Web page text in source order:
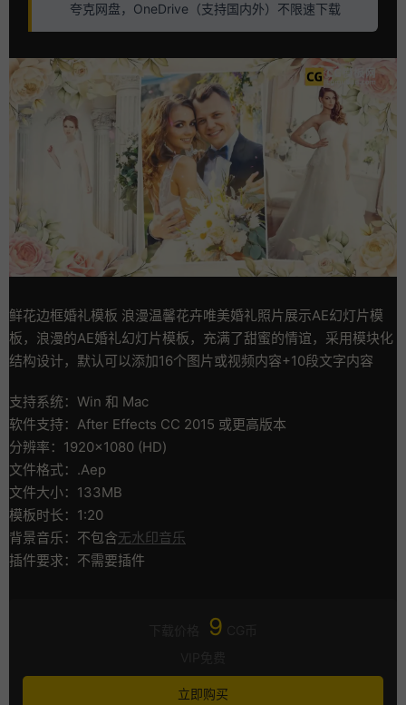
夸克网盘，OneDrive（支持国内外）不限速下载
鲜花边框婚礼模板 浪漫温馨花卉唯美婚礼照片展示AE幻灯片模
板，浪漫的AE婚礼幻灯片模板，充满了甜蜜的情谊，采用模块化
结构设计，默认可以添加16个图片或视频内容+10段文字内容
支持系统：Win 和 Mac
软件支持：After Effects CC 2015 或更高版本
分辨率：1920×1080 (HD)
文件格式：.Aep
文件大小：133MB
模板时长：1:20
背景音乐：不包含无水印音乐
插件要求：不需要插件
9
立即购买